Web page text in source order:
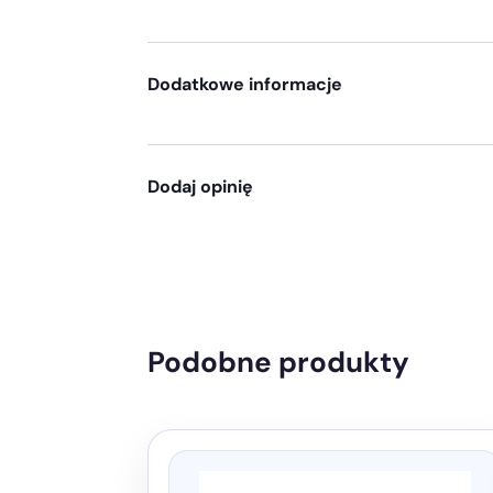
Dodatkowe informacje
Dodaj opinię
Podobne produkty
Ten
produkt